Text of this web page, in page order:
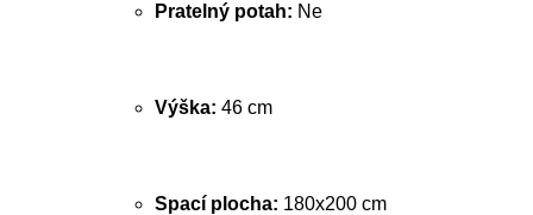
Pratelný potah: Ne
Výška: 46 cm
Spací plocha: 180x200 cm